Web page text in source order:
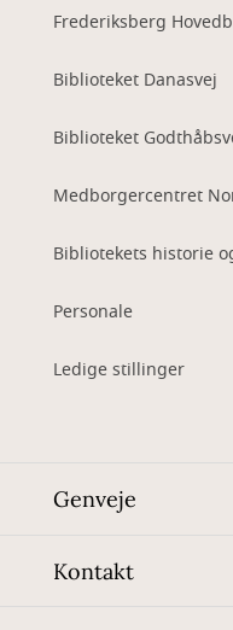
Frederiksberg
Biblioteket Danasvej
Biblioteket
Medborgercentret
Bibliotekets historie
Personale
Ledige stillinger
Genveje
Kontakt